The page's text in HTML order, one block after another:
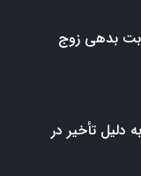
بدهی زوج
دلیل تأخیر در